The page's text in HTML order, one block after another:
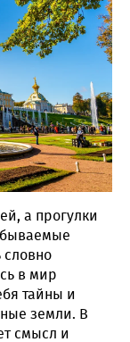
а прогулки
словно
в мир
тайны и
земли. В
смысл и